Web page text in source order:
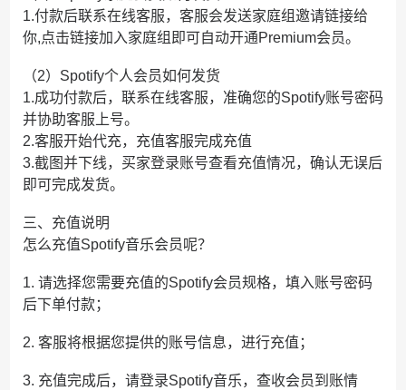
1.付款后联系在线客服，客服会发送家庭组邀请链接给
你,点击链接加入家庭组即可自动开通Premium会员。
（2）Spotify个人会员如何发货
1.成功付款后，联系在线客服，准确您的Spotify账号密码
并协助客服上号。
2.客服开始代充，充值客服完成充值
3.截图并下线，买家登录账号查看充值情况，确认无误后
即可完成发货。
三、充值说明
怎么充值Spotify音乐会员呢？
1. 请选择您需要充值的Spotify会员规格，填入账号密码
后下单付款；
2. 客服将根据您提供的账号信息，进行充值；
3. 充值完成后，请登录Spotify音乐，查收会员到账情